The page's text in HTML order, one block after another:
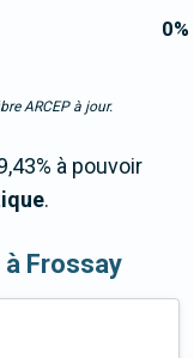
0%
ARCEP à jour.
à pouvoir
.
Frossay